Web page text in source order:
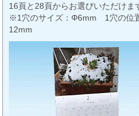
16頁と28頁からお選びいただけま
※1穴のサイズ：Φ6mm 1穴の位
12mm